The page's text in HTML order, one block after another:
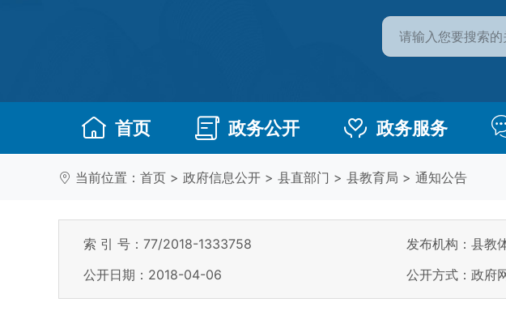
首页 政务公开 政务服务
当前位置： 首页 > 政府信息公开 > 县直部门 > 县教育局 > 通知公告
索 引 号：77/2018-1333758 发布机构：县教
公开日期：2018-04-06
公开方式：政府